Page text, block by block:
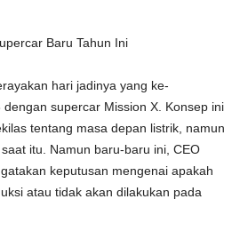
Baru Tahun Ini
hari jadinya yang ke-
supercar Mission X. Konsep ini
tentang masa depan listrik, namun
itu. Namun baru-baru ini, CEO
keputusan mengenai apakah
atau tidak akan dilakukan pada